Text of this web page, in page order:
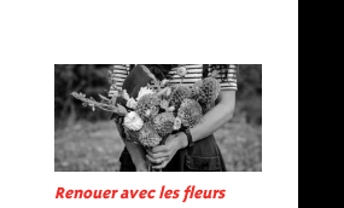
Renouer avec les fleurs